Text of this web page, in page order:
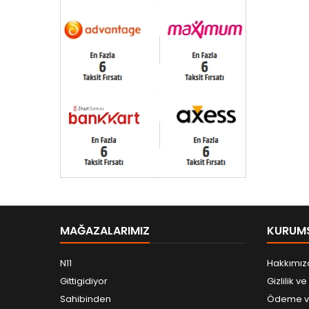
MAĞAZALARIMIZ
N11
Gittigidiyor
Sahibinden
Gizlilik
Ödeme